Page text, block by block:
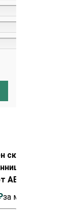
скошенный из
20х120х4000
АВ
за м2